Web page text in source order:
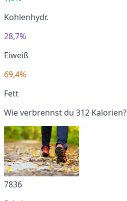
Kohlenhydr.
28,7%
Eiweiß
69,4%
Fett
Wie verbrennst du 312 Kalorien?
7836